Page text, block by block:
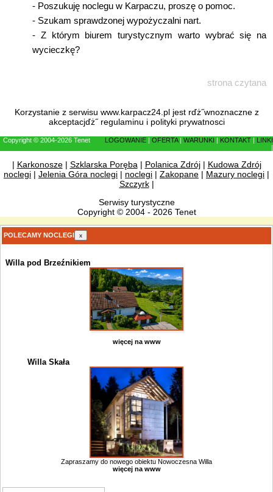
- Poszukuję noclegu w Karpaczu, proszę o pomoc.
- Szukam sprawdzonej wypożyczalni nart.
- Z którym biurem turystycznym warto wybrać się na
wycieczkę?
strona czytana
Korzystanie z serwisu www.karpacz24.pl jest rďż˝wnoznaczne z
akceptacjďż˝ regulaminu i polityki prywatnosci
Copyright © 2004-2026 Tenet LOGOWANIE OFERTA| WARUNKI KONTAKT
LINKI
| Karkonosze| Szklarska Poręba| Polanica Zdrój| Kudowa Zdrój
noclegi | Jelenia Góra noclegi | noclegi | Zakopane | Mazury noclegi |
Szczyrk|
Serwisy turystyczne
Copyright © 2004 - 2026 Tenet
POLECAMY NOCLEGI x
Willa pod Brzeźnikiem
więcej na www
Willa Skała
Zapraszamy do nowego obiektu Nowoczesna Willa
więcej na www